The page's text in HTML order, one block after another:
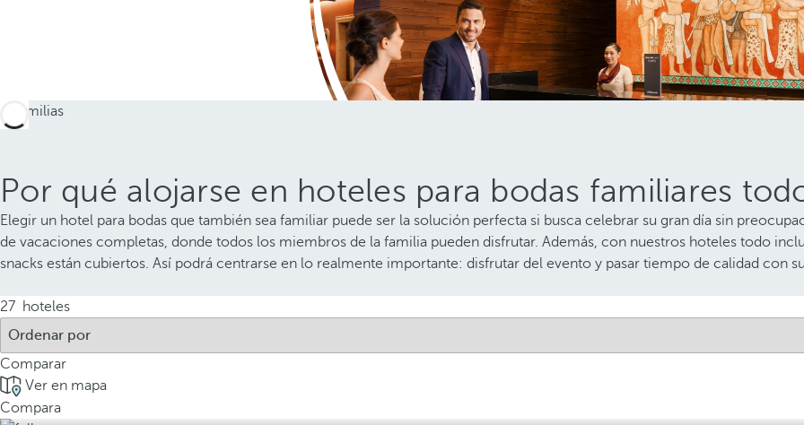
Por qué alojarse en hoteles para bodas familiares
Elegir un hotel para bodas que también sea familiar puede ser la solución perfecta si busca celebrar su gran día sin
de vacaciones completas, donde todos los miembros de la familia pueden disfrutar. Además, con nuestros hoteles todo
snacks están cubiertos. Así podrá centrarse en lo realmente importante: disfrutar del evento y pasar tiempo de calidad con
27 hoteles
Comparar
Ver en mapa
Compara